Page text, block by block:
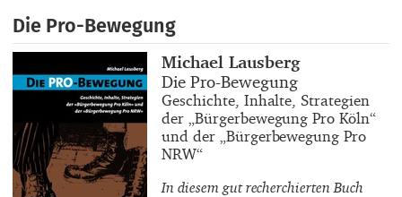
Die Pro-Bewegung
Buchautor_innen
Michael Lausberg
Buchtitel
Die Pro-Bewegung
Buchuntertitel
Geschichte, Inhalte, Strategien
der „Bürgerbewegung Pro Köln“
und der „Bürgerbewegung Pro
NRW“
In diesem gut recherchierten Buch